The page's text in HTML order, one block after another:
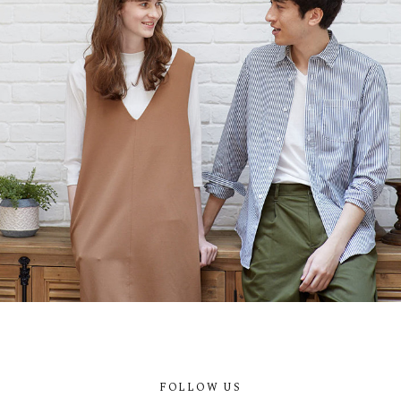
FOLLOW US